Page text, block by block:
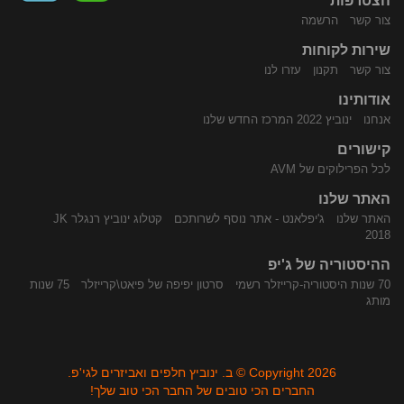
צור קשר הרשמה
שירות לקוחות
צור קשר תקנון עזרו לנו
אודותינו
אנחנו ינוביץ 2022 המרכז החדש שלנו
קישורים
לכל הפרילוקים של AVM
האתר שלנו
האתר שלנו ג'יפלאנט - אתר נוסף לשרותכם
קטלוג ינוביץ רנגלר JK
2018
ההיסטוריה של ג'יפ
70 שנות היסטוריה-קרייזלר רשמי סרטון יפיפה של פיאט\קרייזלר
75 שנות
מותג
Copyright 2026 © ב. ינוביץ חלפים ואביזרים לגי'פ.
החברים הכי טובים של החבר הכי טוב שלך!